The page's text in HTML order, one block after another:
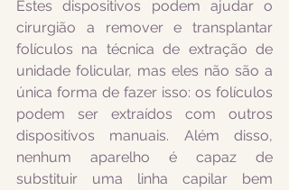
Estes dispositivos podem ajudar o
cirurgião a remover e transplantar
folículos na técnica de extração de
unidade folicular, mas eles não são a
única forma de fazer isso: os folículos
podem ser extraídos com outros
dispositivos manuais. Além disso,
nenhum aparelho é capaz de
substituir uma linha capilar bem